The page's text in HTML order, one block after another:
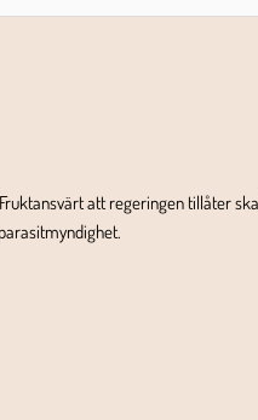
att regeringen tillåter